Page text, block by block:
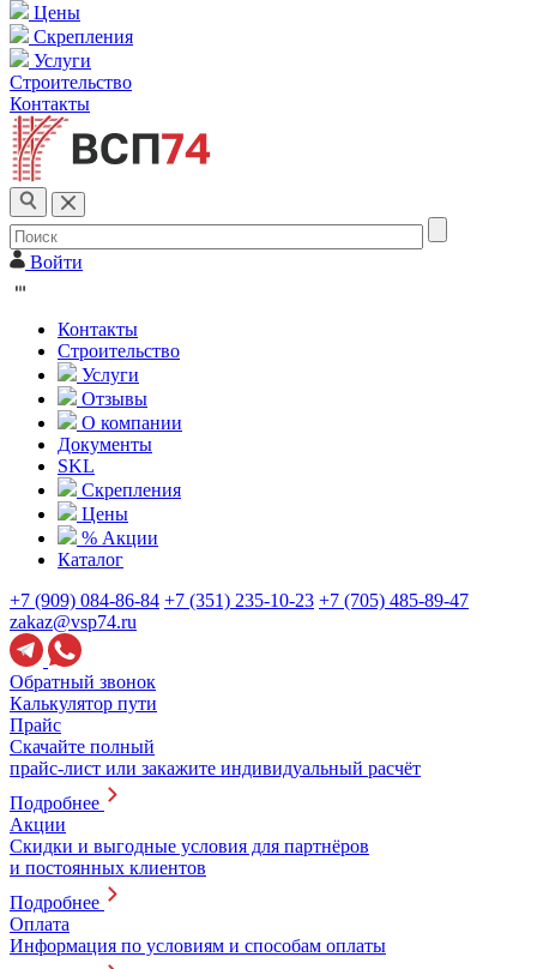
Цены
Скрепления
Услуги
Строительство
Контакты
Войти
Контакты
Строительство
Услуги
Отзывы
О компании
Документы
SKL
Скрепления
Цены
% Акции
Каталог
+7 (909) 084-86-84 +7 (351) 235-10-23 +7 (705) 485-89-47
zakaz@vsp74.ru
Обратный звонок
Калькулятор пути
Прайс
Скачайте полный
прайс-лист или закажите индивидуальный расчёт
Подробнее
Акции
Скидки и выгодные условия для партнёров
и постоянных клиентов
Подробнее
Оплата
Информация по условиям и способам оплаты